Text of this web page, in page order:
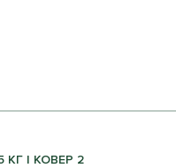
КГ | КОВЕР 2